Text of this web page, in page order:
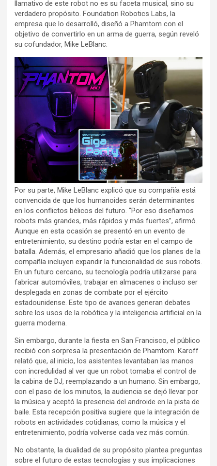
llamativo de este robot no es su faceta musical, sino su
verdadero propósito. Foundation Robotics Labs, la
empresa que lo desarrolló, diseñó a Phamtom con el
objetivo de convertirlo en un arma de guerra, según reveló
su cofundador, Mike LeBlanc.
Por su parte, Mike LeBlanc explicó que su compañía está
convencida de que los humanoides serán determinantes
en los conflictos bélicos del futuro. “Por eso diseñamos
robots más grandes, más rápidos y más fuertes”, afirmó.
Aunque en esta ocasión se presentó en un evento de
entretenimiento, su destino podría estar en el campo de
batalla. Además, el empresario añadió que los planes de la
compañía incluyen expandir la funcionalidad de sus robots.
En un futuro cercano, su tecnología podría utilizarse para
fabricar automóviles, trabajar en almacenes o incluso ser
desplegada en zonas de combate por el ejército
estadounidense. Este tipo de avances generan debates
sobre los usos de la robótica y la inteligencia artificial en la
guerra moderna.
Sin embargo, durante la fiesta en San Francisco, el público
recibió con sorpresa la presentación de Phamtom. Karoff
relató que, al inicio, los asistentes levantaban las manos
con incredulidad al ver que un robot tomaba el control de
la cabina de DJ, reemplazando a un humano. Sin embargo,
con el paso de los minutos, la audiencia se dejó llevar por
la música y aceptó la presencia del androide en la pista de
baile. Esta recepción positiva sugiere que la integración de
robots en actividades cotidianas, como la música y el
entretenimiento, podría volverse cada vez más común.
No obstante, la dualidad de su propósito plantea preguntas
sobre el futuro de estas tecnologías y sus implicaciones